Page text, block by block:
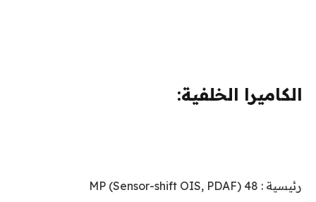
الكاميرا الخلفية:
رئيسية : 48 MP (Sensor-shift OIS, PDAF)